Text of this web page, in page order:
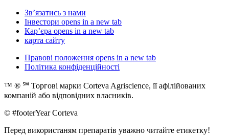
Зв’язатись з нами
Інвестори opens in a new tab
Кар’єра opens in a new tab
карта сайту
Правові положення opens in a new tab
Політика конфіденційності
™ ® ℠ Торгові марки Corteva Agriscience, її афілійованих
компаній або відповідних власників.
© #footerYear Corteva
Перед використаням препаратів уважно читайте етикетку!